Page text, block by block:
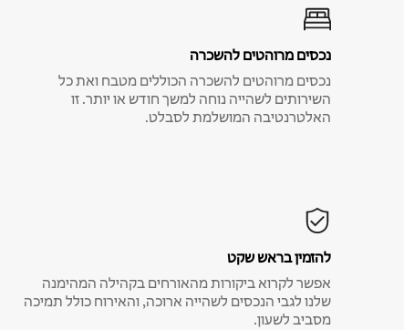
נכסים מרוהטים להשכרה
נכסים מרוהטים להשכרה הכוללים מטבח ואת כל
השירותים לשהייה נוחה למשך חודש או יותר. זו
האלטרנטיבה המושלמת לסבלט.
להזמין בראש שקט
אפשר לקרוא ביקורות מהאורחים בקהילה המהימנה
שלנו לגבי הנכסים לשהייה ארוכה, והאירוח כולל תמיכה
מסביב לשעון.